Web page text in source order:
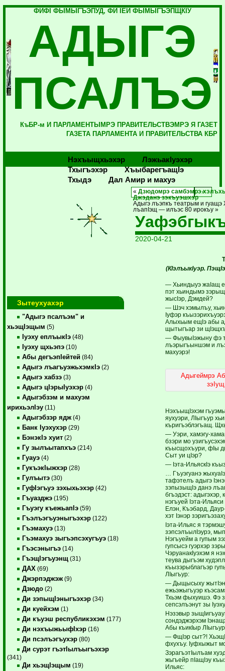
ФИФI ФЫМЫГЪЭПУД, ФИ IЕЙ ФЫМЫГЪЭПЩКIУ
АДЫГЭ
ПСАЛЪЭ
КъБР-м И ПАРЛАМЕНТЫМРЭ ПРАВИТЕЛЬСТВЭМРЭ Я ГАЗЕТ
ГАЗЕТА ПАРЛАМЕНТА И ПРАВИТЕЛЬСТВА КБР
Нэхъыщхьэхэр
Лэжьакlуэхэр
Тхыгъэхэр
Хъыбарегъащlэ
Тхыдэ
Дал Амир и махуэ
Зытеухуахэр
"Адыгэ псалъэм" и
хьэщIэщым (5)
Iуэху еплъыкIэ (48)
Iуэху щхьэпэ (10)
Абы дегъэпIейтей (84)
Адыгэ лъагъуэжьхэмкIэ (2)
Адыгэ хабзэ (3)
Адыгэ цIэрыIуэхэр (4)
Адыгэбзэм и махуэм
ирихьэлIэу (11)
Адыгэбзэр ядж (4)
Банк Iуэхухэр (29)
БэнэкIэ хуит (2)
Гу зылъытапхъэ (214)
Гуауэ (4)
ГукъэкIыжхэр (28)
Гулъытэ (30)
ГуфIэгъуэ зэхыхьэхэр (42)
Гъуазджэ (195)
Гъуэгу къежьапIэ (59)
Гъэлъэгъуэныгъэхэр (122)
Гъэмахуэ (13)
Гъэмахуэ зыгъэпсэхугъуэ (18)
Гъэсэныгъэ (14)
ГъэщIэгъуэнщ (31)
ДАХ (69)
Джэрпэджэж (9)
Дзюдо (2)
Ди зэпыщIэныгъэхэр (34)
Ди куейхэм (1)
Ди къуэш республикэхэм (177)
Ди нэхъыжьыфIхэр (16)
Ди псэлъэгъухэр (80)
Ди сурэт гъэтIылъыгъэхэр
(341)
Ди хьэщIэщым (19)
«Дзюдомрэ самбэмрэ
Джэданэ зэкъуэшхэр
Адыгэ лъэпкъ театрым и гуащэ
лъапIэщ — илъэс 80 ирокъу »
2020-04-21
(КIэлъыкIуэр.
— Хьиндыуэ жаIащ
пэт хьиндымэ
жысIэр, Дэмдей?
— Шэч хэмылъу,
Iуфэр
Алыхьым ещIэ абы
щытыгъар зи
— ФыувыIэжыну фэ
лъэрыгъыншэм и
махуэрэ!
Адыгеймрэ
НэхъыщIэхэм
яухуэри, ЛIыгъур
къригъэблэгъащ.
— Уэри, хамэгу-
бзэри мо
къысщохъури, фIы
Сыт уи цIэр?
— Iэта-ИльяскIэ
… Гъуэгуанэ
тафэтелъ адыгэ
зэпызыщIэ данэ
бгъэдэст:
нэгъуей Iэта-
Елэн, Къэбард,
хэт Iэнэр
Iэта-Ильяс я
зэпсэлъылIэурэ,
Нэгъуейм а гупым
гупсысэ гуэрхэр
ЧэруанакIуэхэм я
теува дыгъэм
къызэрыблагъэр
ЛIыгъур:
— Дыщысыху
ежьэжыгъуэр
Тхьэм фыхуишэ. Фэ
сепсэлъэнут зы Iуэху
Нэзэвыр
сондэджэрхэм
Абы къикIыр
— ФщIэр сыт?!
фхухъу. Iуфхыжыт
ЗэрагъэтIылъам
жьгъейр пIащIэу
Ильяс: